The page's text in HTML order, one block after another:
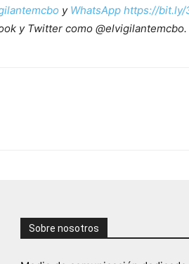
y WhatsApp https://
y Twitter como @elvigilantemcbo.
Sobre nosotros